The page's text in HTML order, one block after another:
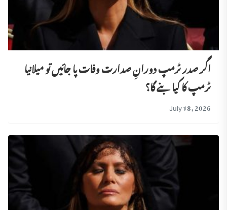
اگر صدر ٹرمپ دورانِ صدارت وفات پا جائیں تو میلانیا
ٹرمپ کا کیا بنے گا؟
July 18, 2026